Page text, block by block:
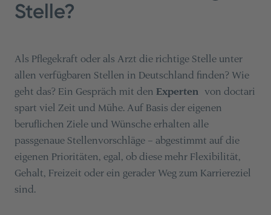
Stelle?
Als Pflegekraft oder als Arzt die richtige Stelle unter
allen verfügbaren Stellen in Deutschland finden? Wie
geht das? Ein Gespräch mit den Expertenvon doctari
spart viel Zeit und Mühe. Auf Basis der eigenen
beruflichen Ziele und Wünsche erhalten alle
passgenaue Stellenvorschläge – abgestimmt auf die
eigenen Prioritäten, egal, ob diese mehr Flexibilität,
Gehalt, Freizeit oder ein gerader Weg zum Karriereziel
sind.